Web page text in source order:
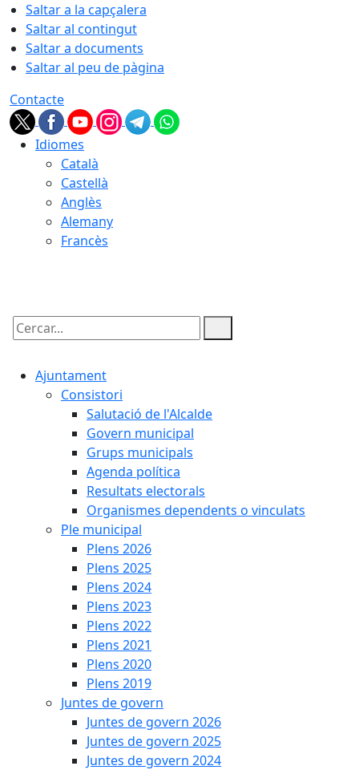
Saltar a la capçalera
Saltar al contingut
Saltar a documents
Saltar al peu de pàgina
Contacte
Idiomes
Català
Castellà
Anglès
Alemany
Francès
Cercar:
Ajuntament
Consistori
Salutació de l'Alcalde
Govern municipal
Grups municipals
Agenda política
Resultats electorals
Organismes dependents o vinculats
Ple municipal
Plens 2026
Plens 2025
Plens 2024
Plens 2023
Plens 2022
Plens 2021
Plens 2020
Plens 2019
Juntes de govern
Juntes de govern 2026
Juntes de govern 2025
Juntes de govern 2024